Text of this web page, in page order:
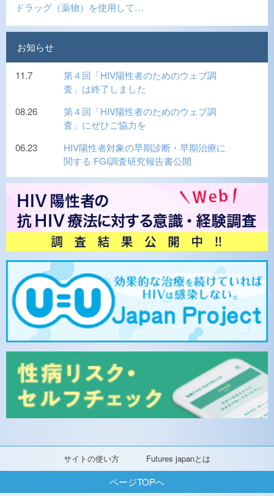
サイトの使い方 Futures japanとは
ドラッグ（薬物）を使用して…
お知らせ
11.7
第４回「HIV陽性者のためのウェブ調
査」は終了しました
08.26
第４回「HIV陽性者のためのウェブ調
査」にぜひご協力を
06.23
HIV陽性者対象の早期診断・早期治療に
関する FGI調査研究報告書公開
ページTOPへ